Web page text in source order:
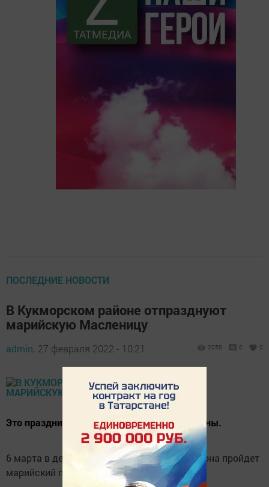
ПОСЛЕДНИЕ НОВОСТИ
В Кукморском районе отпразднуют
марийскую Масленицу
admin, 27 февраля 2022 - 10:21 2058 0 0
Это праздник проводов зимы и встречи весны.
6 марта в деревне Синерь Кукморского района пройдет
марийский праздник Ӱярня».